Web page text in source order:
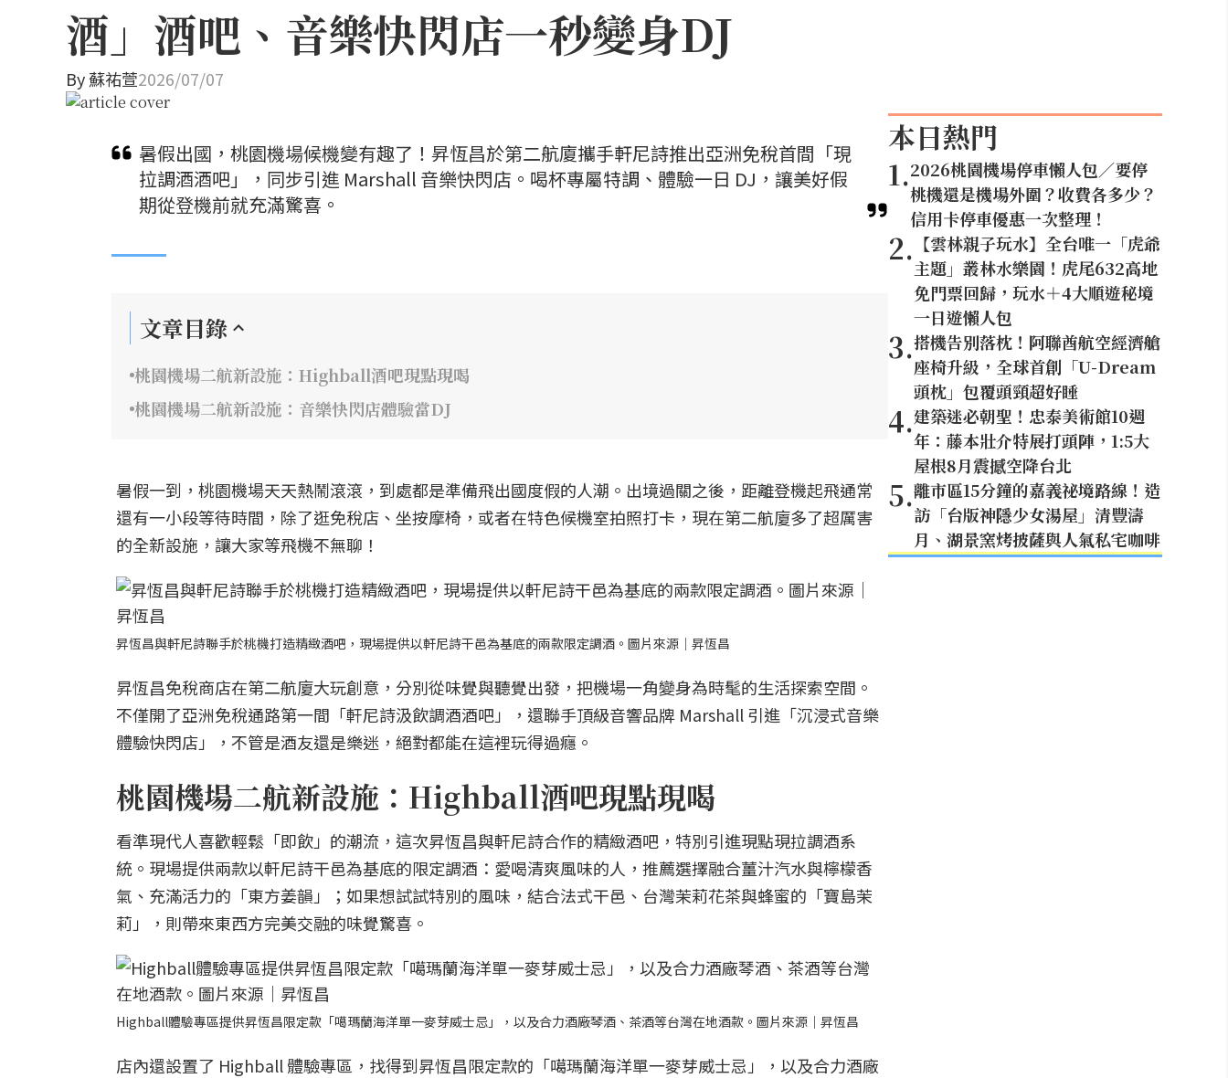
酒」酒吧、音樂快閃店一秒變身DJ
By蘇祐萱2026/07/07
暑假出國，桃園機場候機變有趣了！昇恆昌於第二航廈攜手軒尼詩推出亞洲免稅首間「現
拉調酒酒吧」，同步引進 Marshall 音樂快閃店。喝杯專屬特調、體驗一日 DJ，讓美好假
期從登機前就充滿驚喜。
文章目錄
桃園機場二航新設施：Highball酒吧現點現喝
桃園機場二航新設施：音樂快閃店體驗當DJ
暑假一到，桃園機場天天熱鬧滾滾，到處都是準備飛出國度假的人潮。出境過關之後，距離登機起飛通常
還有一小段等待時間，除了逛免稅店、坐按摩椅，或者在特色候機室拍照打卡，現在第二航廈多了超厲害
的全新設施，讓大家等飛機不無聊！
昇恆昌與軒尼詩聯手於桃機打造精緻酒吧，現場提供以軒尼詩干邑為基底的兩款限定調酒。圖片來源｜昇恆昌
昇恆昌免稅商店在第二航廈大玩創意，分別從味覺與聽覺出發，把機場一角變身為時髦的生活探索空間。
不僅開了亞洲免稅通路第一間「軒尼詩汲飲調酒酒吧」，還聯手頂級音響品牌 Marshall 引進「沉浸式音樂
體驗快閃店」，不管是酒友還是樂迷，絕對都能在這裡玩得過癮。
桃園機場二航新設施：Highball酒吧現點現喝
看準現代人喜歡輕鬆「即飲」的潮流，這次昇恆昌與軒尼詩合作的精緻酒吧，特別引進現點現拉調酒系
統。現場提供兩款以軒尼詩干邑為基底的限定調酒：愛喝清爽風味的人，推薦選擇融合薑汁汽水與檸檬香
氣、充滿活力的「東方姜韻」；如果想試試特別的風味，結合法式干邑、台灣茉莉花茶與蜂蜜的「寶島茉
莉」，則帶來東西方完美交融的味覺驚喜。
Highball體驗專區提供昇恆昌限定款「噶瑪蘭海洋單一麥芽威士忌」，以及合力酒廠琴酒、茶酒等台灣在地酒款。圖片來源｜昇恆昌
店內還設置了 Highball 體驗專區，找得到昇恆昌限定款的「噶瑪蘭海洋單一麥芽威士忌」，以及合力酒廠
本日熱門
1.2026桃園機場停車懶人包／要停
桃機還是機場外圍？收費各多少？
信用卡停車優惠一次整理！
2. 【雲林親子玩水】全台唯一「虎爺
主題」叢林水樂園！虎尾632高地
免門票回歸，玩水＋4大順遊秘境
一日遊懶人包
3.搭機告別落枕！阿聯酋航空經濟艙
座椅升級，全球首創「U-Dream
頭枕」包覆頭頸超好睡
4.建築迷必朝聖！忠泰美術館10週
年：藤本壯介特展打頭陣，1:5大
屋根8月震撼空降台北
5.離市區15分鐘的嘉義祕境路線！造
訪「台版神隱少女湯屋」清豐濤
月、湖景窯烤披薩與人氣私宅咖啡